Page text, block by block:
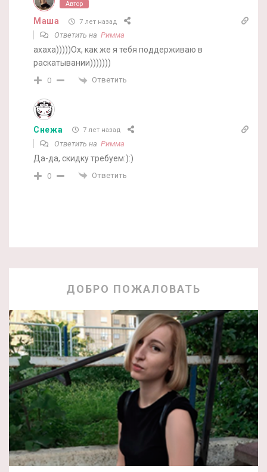
Автор
Маша 7 лет назад
Ответить на Римма
ахаха)))))Ох, как же я тебя поддерживаю в
раскатывании)))))))
0 Ответить
Снежа 7 лет назад
Ответить на Римма
Да-да, скидку требуем:):)
0 Ответить
ДОБРО ПОЖАЛОВАТЬ